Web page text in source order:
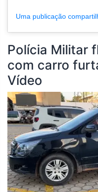
Polícia Militar
com carro
Vídeo